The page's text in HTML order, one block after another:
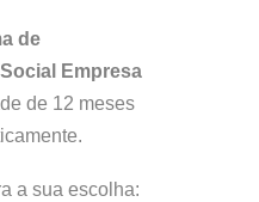
de
Empresa
de 12 meses
a sua escolha: